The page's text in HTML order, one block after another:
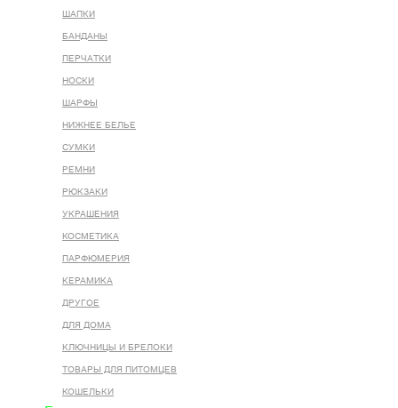
ШАПКИ
БАНДАНЫ
ПЕРЧАТКИ
НОСКИ
ШАРФЫ
НИЖНЕЕ БЕЛЬЕ
СУМКИ
РЕМНИ
РЮКЗАКИ
УКРАШЕНИЯ
КОСМЕТИКА
ПАРФЮМЕРИЯ
КЕРАМИКА
ДРУГОЕ
ДЛЯ ДОМА
КЛЮЧНИЦЫ И БРЕЛОКИ
ТОВАРЫ ДЛЯ ПИТОМЦЕВ
КОШЕЛЬКИ